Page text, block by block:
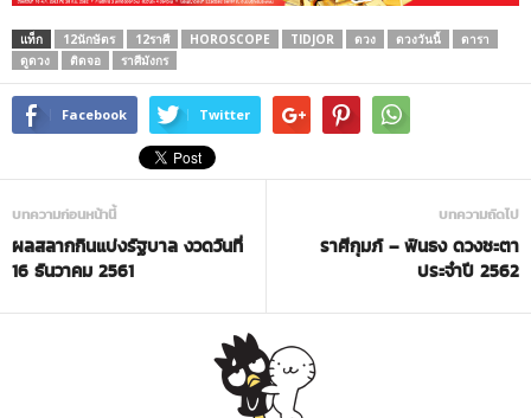
แท็ก 12นักษัตร 12ราศี HOROSCOPE TIDJOR ดวง ดวงวันนี้
ดารา
ดูดวง
ติดจอ ราศีมังกร
Facebook Twitter
บทความก่อนหน้านี้
ผลสลากกินแบ่งรัฐบาล งวดวันที่
16 ธันวาคม 2561
บทความถัดไป
ราศีกุมภ์ – ฟันธง ดวงชะตา
ประจำปี 2562